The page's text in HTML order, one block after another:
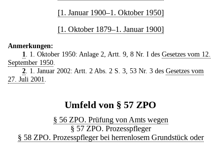
[1. Januar 1900–1. Oktober 1950]
[1. Oktober 1879–1. Januar 1900]
Anmerkungen:
1. 1. Oktober 1950: Anlage 2, Artt. 9, 8 Nr. I des Gesetzes vom 12.
September 1950.
2. 1. Januar 2002: Artt. 2 Abs. 2 S. 3, 53 Nr. 3 des Gesetzes vom
27. Juli 2001.
Umfeld von § 57 ZPO
§ 56 ZPO. Prüfung von Amts wegen
§ 57 ZPO. Prozesspfleger
§ 58 ZPO. Prozesspfleger bei herrenlosem Grundstück oder